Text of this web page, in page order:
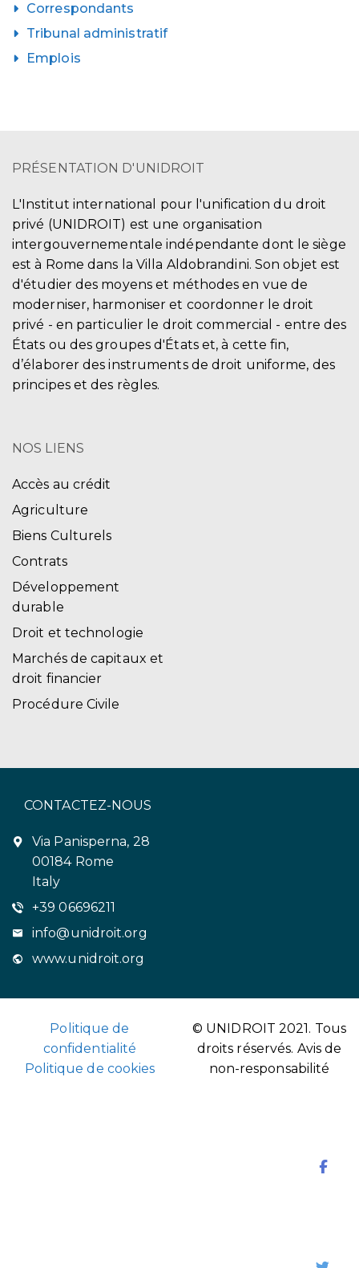
Correspondants
Tribunal administratif
Emplois
PRÉSENTATION D'UNIDROIT
L'Institut international pour l'unification du droit
privé (UNIDROIT) est une organisation
intergouvernementale indépendante dont le siège
est à Rome dans la Villa Aldobrandini. Son objet est
d'étudier des moyens et méthodes en vue de
moderniser, harmoniser et coordonner le droit
privé - en particulier le droit commercial - entre des
États ou des groupes d'États et, à cette fin,
d’élaborer des instruments de droit uniforme, des
principes et des règles.
NOS LIENS
Accès au crédit
Agriculture
Biens Culturels
Contrats
Développement
durable
Droit et technologie
Marchés de capitaux et
droit financier
Procédure Civile
CONTACTEZ-NOUS
Via Panisperna, 28
00184 Rome
Italy
+39 06696211
info@unidroit.org
www.unidroit.org
Politique de
confidentialité
Politique de cookies
© UNIDROIT 2021. Tous
droits réservés. Avis de
non-responsabilité